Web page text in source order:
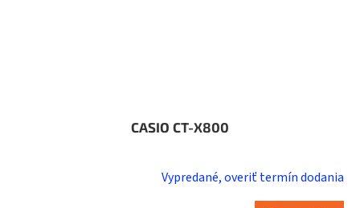
CASIO CT-X800
Vypredané, overiť termín dodania